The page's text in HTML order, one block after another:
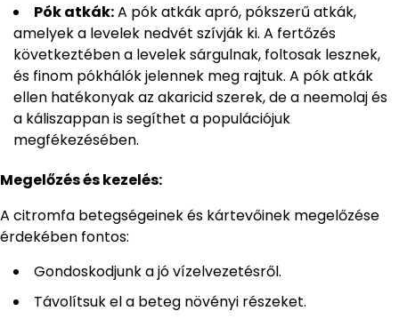
Pók atkák:A pók atkák apró, pókszerű atkák,
amelyek a levelek nedvét szívják ki. A fertőzés
következtében a levelek sárgulnak, foltosak lesznek,
és finom pókhálók jelennek meg rajtuk. A pók atkák
ellen hatékonyak az akaricid szerek, de a neemolaj és
a káliszappan is segíthet a populációjuk
megfékezésében.
Megelőzés és kezelés:
A citromfa betegségeinek és kártevőinek megelőzése
érdekében fontos:
Gondoskodjunk a jó vízelvezetésről.
Távolítsuk el a beteg növényi részeket.